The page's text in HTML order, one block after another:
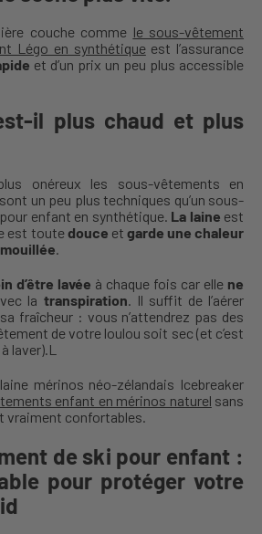
couche comme le sous-vêtement
Légo en synthétiqueest l’assurance
et d’un prix un peu plus accessible
il plus chaud et plus
onéreux les sous-vêtements en
un peu plus techniques qu’un sous-
enfant en synthétique. La laine est
est toutedouce et garde une chaleur
.
d’être lavée à chaque fois car elle ne
la transpiration. Il suffit de l’aérer
fraîcheur : vous n’attendrez pas des
de votre loulou soit sec (et c’est
laver).L
mérinos néo-zélandais Icebreaker
enfant en mérinos naturel sans
vraiment confortables.
de ski pour enfant :
pour protéger votre